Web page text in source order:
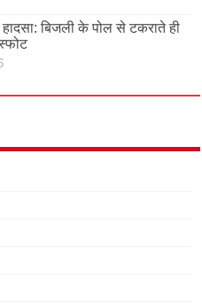
बिजली के पोल से टकराते ही